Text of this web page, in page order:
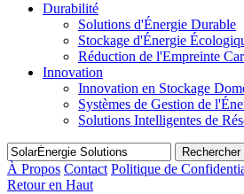
Durabilité
Solutions d'Énergie Durable
Stockage d'Énergie
Réduction de l'Empreinte
Innovation
Innovation en Stockage
Systèmes de Gestion de
Solutions Intelligentes de
Rechercher
À Propos Contact Politique de
Retour en Haut